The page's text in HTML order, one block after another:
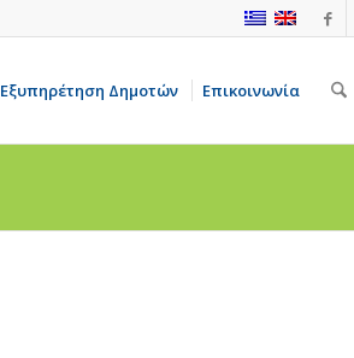
Εξυπηρέτηση Δημοτών Επικοινωνία